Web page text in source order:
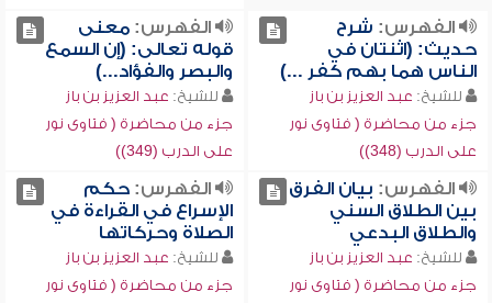
الفهرس: شرح
حديث: (اثنتان في
الناس هما بهم كفر ...)
للشيخ: عبد العزيز بن باز
جزء من محاضرة ( فتاوى نور
على الدرب (348))
الفهرس:معنى
قوله تعالى: (إن السمع
والبصر والفؤاد...)
للشيخ: عبد العزيز بن باز
جزء من محاضرة ( فتاوى نور
على الدرب (349))
الفهرس: بيان الفرق
بين الطلاق السني
والطلاق البدعي
للشيخ: عبد العزيز بن باز
جزء من محاضرة ( فتاوى نور
الفهرس:حكم
الإسراع في القراءة في
الصلاة وحركاتها
للشيخ: عبد العزيز بن باز
جزء من محاضرة ( فتاوى نور